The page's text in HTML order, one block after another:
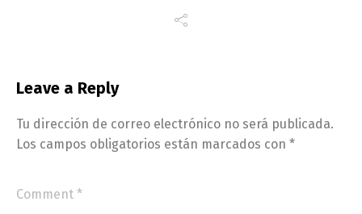
Leave a Reply
Tu dirección de correo electrónico no será publicada.
Los campos obligatorios están marcados con *